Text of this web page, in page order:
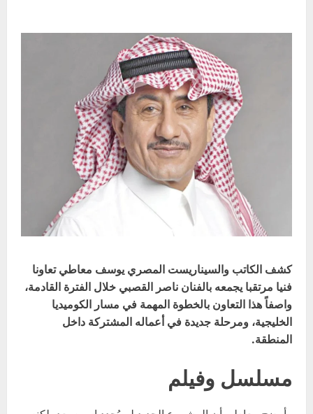
كشف الكاتب والسيناريست المصري يوسف معاطي تعاونا
فنيا مرتقبا يجمعه بالفنان ناصر القصبي خلال الفترة القادمة،
واصفاً هذا التعاون بالخطوة المهمة في مسار الكوميديا
الخليجية، ومرحلة جديدة في أعماله المشتركة داخل
المنطقة.
مسلسل وفيلم